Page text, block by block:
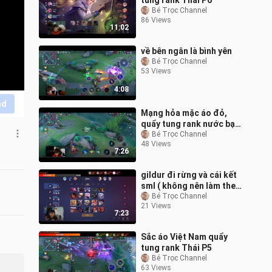
11:02
Bé Trọc Channel
86 Views
4:08
về bên ngân là bình yên
Bé Trọc Channel
53 Views
7:26
Mạng hỏa mặc áo đỏ,
quẩy tung rank nước bạn
P15Bé Trọc Channel
48 Views
7:23
gildur đi rừng và cái kết
sml ( không nên làm theo
)
Bé Trọc Channel
21 Views
Sắc áo Việt Nam quẩy
tung rank Thái P5
Bé Trọc Channel
63 Views